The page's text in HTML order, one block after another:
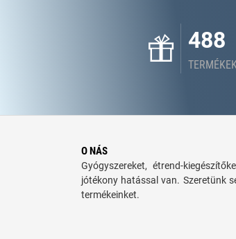
488
O NÁS
Gyógyszereket, étrend-
jótékony hatással van. Szeretünk
termékeinket.